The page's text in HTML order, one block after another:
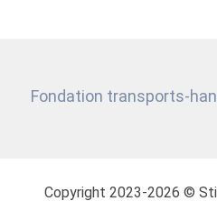
Fondation transports-
Copyright 2023-2026 ©